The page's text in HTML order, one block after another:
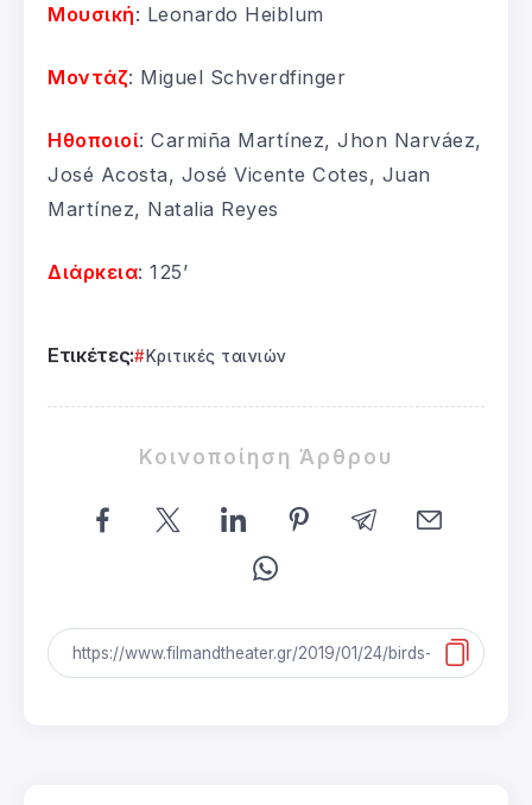
Μουσική: Leonardo Heiblum
Μοντάζ: Miguel Schverdfinger
Ηθοποιοί: Carmiña Martínez, Jhon Narváez,
José Acosta, José Vicente Cotes, Juan
Martínez, Natalia Reyes
Διάρκεια: 125’
Ετικέτες: Κριτικές ταινιών
Κοινοποίηση Άρθρου